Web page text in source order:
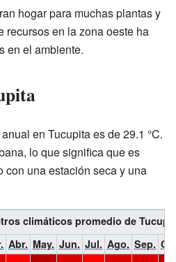
hogar para muchas plantas y
recursos en la zona oeste ha
en el ambiente.
en Tucupita es de 29.1 °C.
lo que significa que es
con una estación seca y una
climáticos promedio de
Abr. May. Jun. Jul. Ago. Sep.